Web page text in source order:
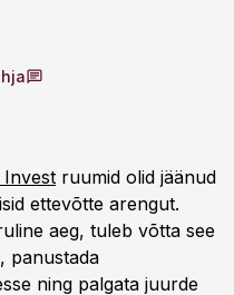
Invest ruumid olid jäänud
ettevõtte arengut.
aeg, tuleb võtta see
panustada
ning palgata juurde